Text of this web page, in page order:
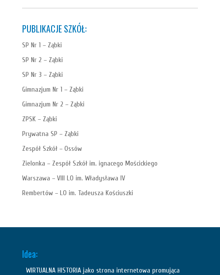
PUBLIKACJE SZKÓŁ:
SP Nr 1 – Ząbki
SP Nr 2 – Ząbki
SP Nr 3 – Ząbki
Gimnazjum Nr 1 – Ząbki
Gimnazjum Nr 2 – Ząbki
ZPSK – Ząbki
Prywatna SP – Ząbki
Zespół Szkół – Ossów
Zielonka – Zespół Szkół im. ignacego Mościckiego
Warszawa – VIII LO im. Władysława IV
Rembertów – LO im. Tadeusza Kościuszki
Idea:
WIRTUALNA HISTORIA jako strona internetowa promująca